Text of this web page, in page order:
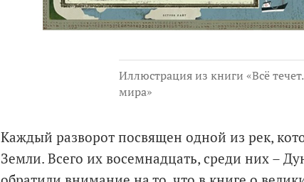
Иллюстрация из книги «Всё
мира»
Каждый разворот посвящен одной из рек,
Земли. Всего их восемнадцать, среди них –